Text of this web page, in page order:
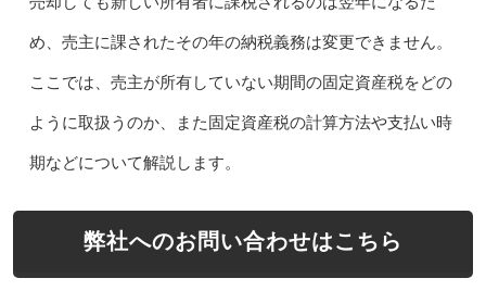
め、売主に課されたその年の納税義務は変更できません。
ここでは、売主が所有していない期間の固定資産税をどの
ように取扱うのか、また固定資産税の計算方法や支払い時
期などについて解説します。
弊社へのお問い合わせはこちら